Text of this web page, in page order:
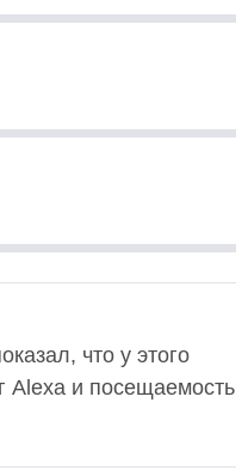
что у этого
Alexa и посещаемость